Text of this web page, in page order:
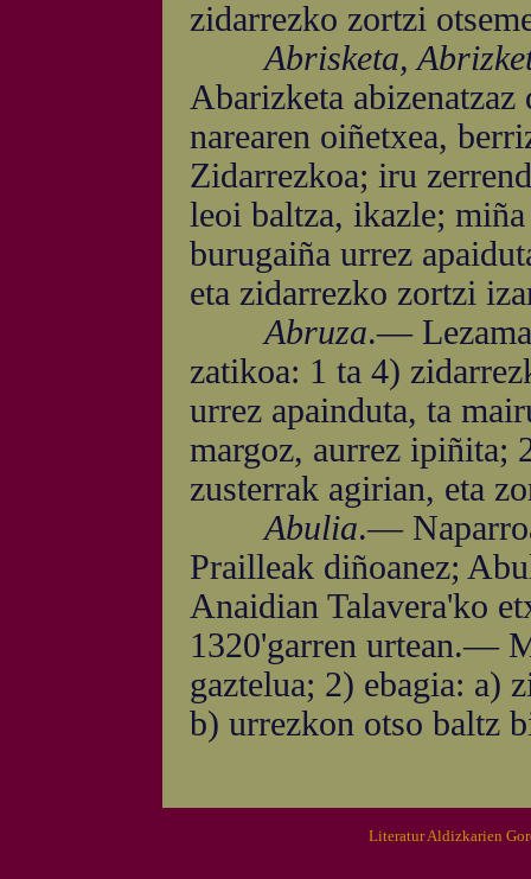
zidarrezko zortzi
Abrisketa,
Abarizketa
narearen oiñetxea,
Zidarrezkoa; iru
leoi baltza, ikazle;
burugaiña urrez
eta zidarrezko zortzi
Abruza.—
zatikoa: 1 ta 4)
urrez apainduta, ta
margoz, aurrez ipiñita;
zusterrak agirian, eta
Abulia.—
Prailleak diñoanez;
Anaidian Talavera'ko
1320'garren urtean.—
gaztelua; 2) ebagia: a)
b) urrezkon otso baltz
Literatur Aldizkarien